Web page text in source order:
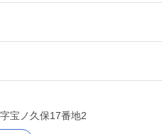
宝ノ久保17番地2